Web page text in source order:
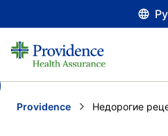
Providence Current:
Недорогие